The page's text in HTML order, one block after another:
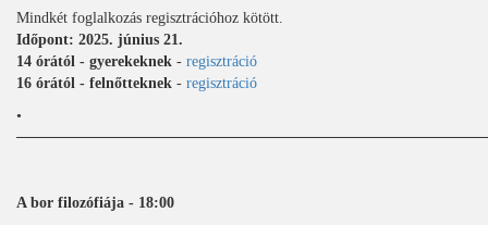
Mindkét foglalkozás regisztrációhoz kötött.
Időpont: 2025. június 21.
14 órától - gyerekeknek - regisztráció
16 órától - felnőtteknek - regisztráció
•
A bor filozófiája - 18:00